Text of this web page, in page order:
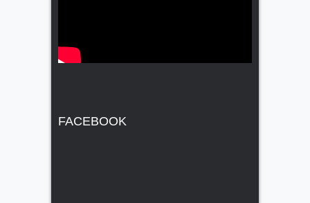
FACEBOOK